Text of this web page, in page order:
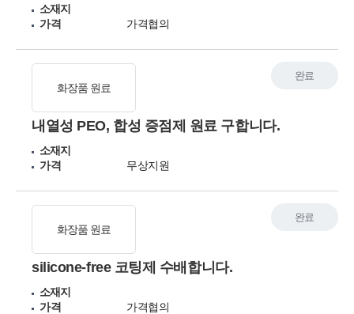
소재지
가격
가격협의
화장품 원료
내열성 PEO, 합성 증점제 원료 구합니다.
소재지
가격
무상지원
완료
화장품 원료
silicone-free 코팅제 수배합니다.
소재지
가격
가격협의
완료